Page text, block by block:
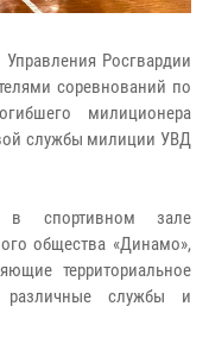
Росгвардии
соревнований по
милиционера
службы милиции УВД
в спортивном зале
общества «Динамо»,
территориальное
службы и